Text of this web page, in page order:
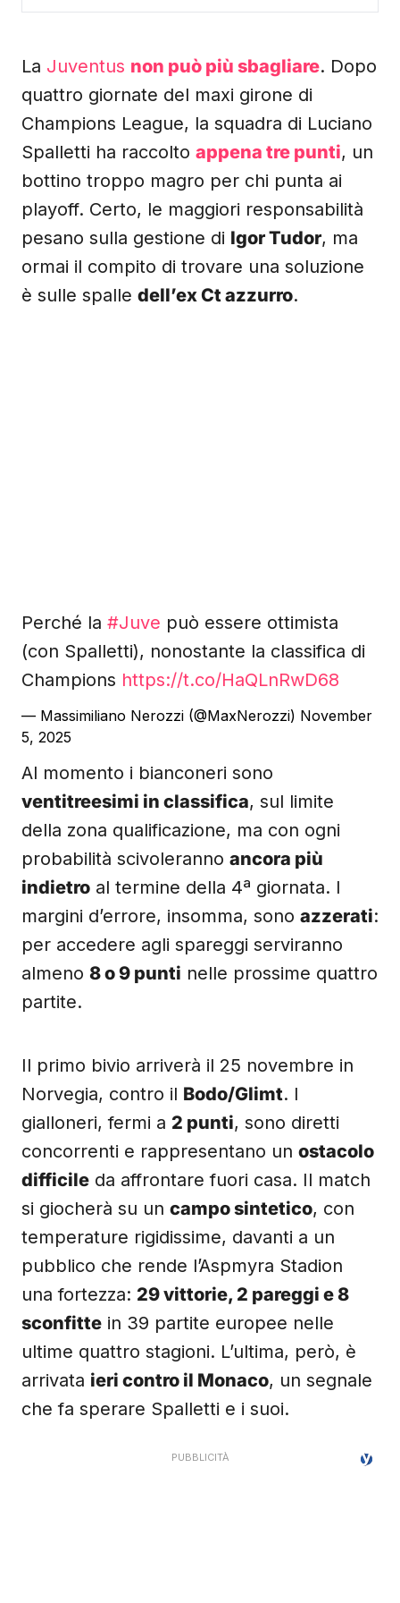
La Juventus non può più sbagliare. Dopo
quattro giornate del maxi girone di
Champions League, la squadra di Luciano
Spalletti ha raccolto appena tre punti, un
bottino troppo magro per chi punta ai
playoff. Certo, le maggiori responsabilità
pesano sulla gestione di Igor Tudor, ma
ormai il compito di trovare una soluzione
è sulle spalle dell’ex Ct azzurro.
Perché la #Juve può essere ottimista
(con Spalletti), nonostante la classifica di
Champions https://t.co/HaQLnRwD68
— Massimiliano Nerozzi (@MaxNerozzi) November
5, 2025
Al momento i bianconeri sono
ventitreesimi in classifica, sul limite
della zona qualificazione, ma con ogni
probabilità scivoleranno ancora più
indietro al termine della 4ª giornata. I
margini d’errore, insomma, sono azzerati:
per accedere agli spareggi serviranno
almeno 8 o 9 punti nelle prossime quattro
partite.
Il primo bivio arriverà il 25 novembre in
Norvegia, contro il Bodo/Glimt. I
gialloneri, fermi a 2 punti, sono diretti
concorrenti e rappresentano un ostacolo
difficile da affrontare fuori casa. Il match
si giocherà su un campo sintetico, con
temperature rigidissime, davanti a un
pubblico che rende l’Aspmyra Stadion
una fortezza: 29 vittorie, 2 pareggi e 8
sconfitte in 39 partite europee nelle
ultime quattro stagioni. L’ultima, però, è
arrivata ieri contro il Monaco, un segnale
che fa sperare Spalletti e i suoi.